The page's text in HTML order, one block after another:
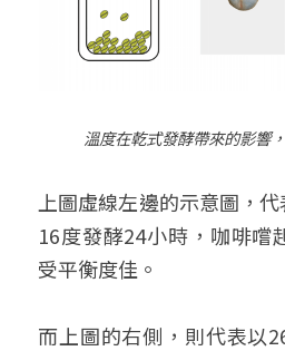
溫度在乾式發酵帶來的影響
上圖虛線左邊的示意圖，
16度發酵24小時，咖啡嚐
受平衡度佳。
而上圖的右側，則代表以